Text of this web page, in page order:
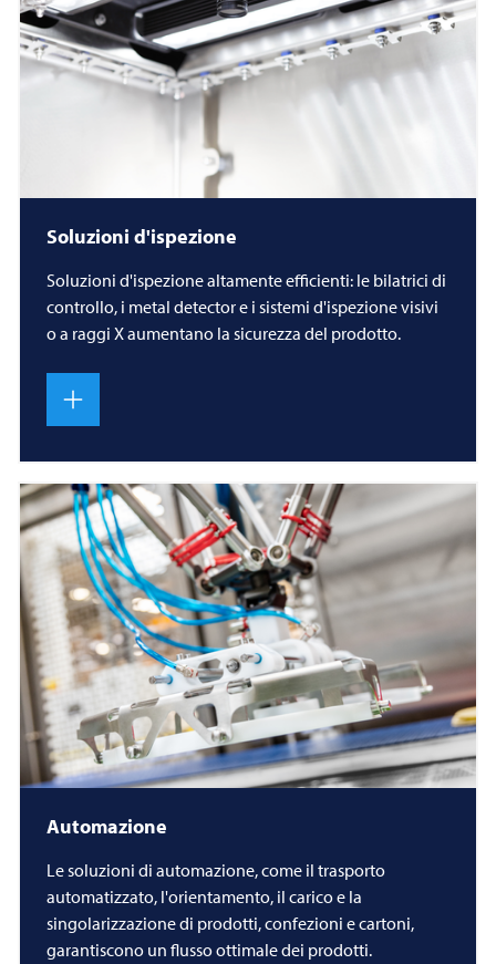
Soluzioni d'ispezione
Soluzioni d'ispezione altamente efficienti: le bilatrici di
controllo, i metal detector e i sistemi d'ispezione visivi
o a raggi X aumentano la sicurezza del prodotto.
Automazione
Le soluzioni di automazione, come il trasporto
automatizzato, l'orientamento, il carico e la
singolarizzazione di prodotti, confezioni e cartoni,
garantiscono un flusso ottimale dei prodotti.